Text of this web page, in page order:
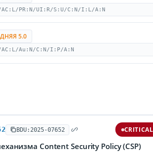
AC:L/PR:N/UI:R/S:U/C:N/I:L/A:N
5.0
AC:L/Au:N/C:N/I:P/A:N
BDU:2025-07652 CRITICAL
Content Security Policy (CSP)